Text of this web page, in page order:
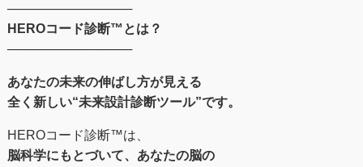
──────────────
HEROコード診断™とは？
──────────────
あなたの未来の伸ばし⽅が⾒える
全く新しい“未来設計診断ツール”です。
HEROコード診断™︎は、
脳科学にもとづいて、あなたの脳の